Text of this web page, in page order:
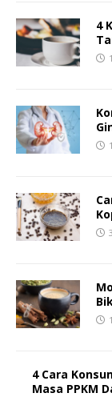
4
4 Cara
Masa PPKM